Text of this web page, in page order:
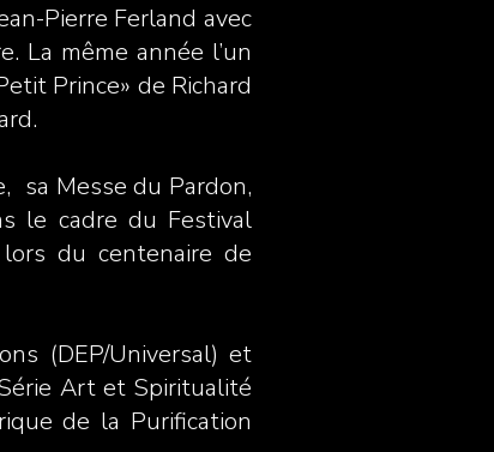
Pierre Ferland avec
La même année l’un
Prince» de Richard
sa Messe du Pardon,
le cadre du Festival
du centenaire de
(DEP/Universal) et
Art et Spiritualité
de la Purification